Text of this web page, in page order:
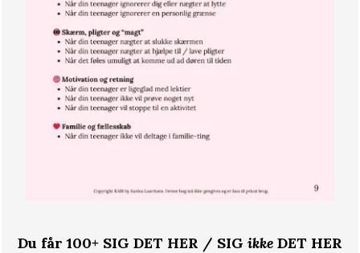
Du får 100+ SIG DET HER / SIG ikke DET HER